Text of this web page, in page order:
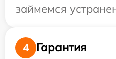
займемся
4
Гарантия